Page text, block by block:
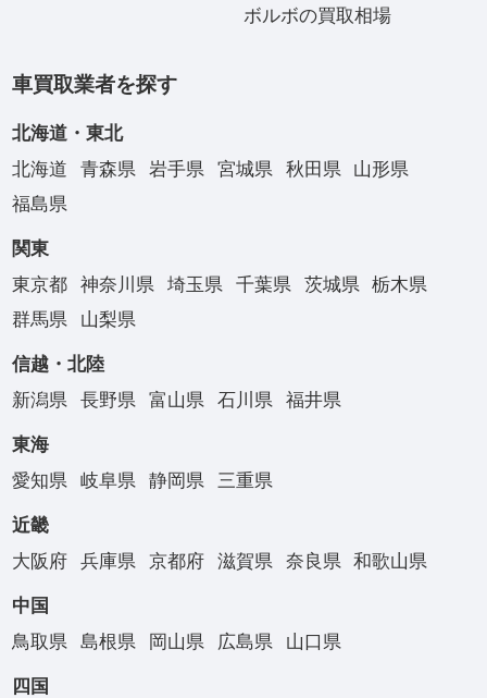
ボルボの買取相場
車買取業者を探す
北海道・東北
北海道
青森県 岩手県 宮城県 秋田県
山形県
福島県
関東
東京都
神奈川県 埼玉県 千葉県 茨城県
栃木県
群馬県
山梨県
信越・北陸
新潟県
長野県 富山県 石川県 福井県
東海
愛知県
岐阜県 静岡県 三重県
近畿
大阪府
兵庫県 京都府 滋賀県 奈良県 和歌山県
中国
鳥取県
島根県 岡山県 広島県 山口県
四国